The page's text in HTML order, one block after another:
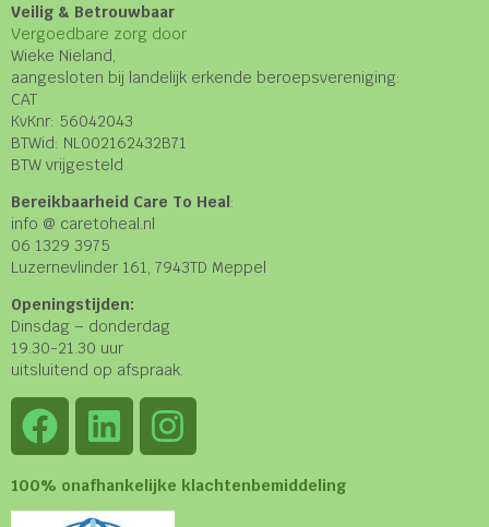
Veilig & Betrouwbaar
Vergoedbare zorg door
Wieke Nieland,
aangesloten bij landelijk erkende beroepsvereniging:
CAT
KvKnr: 56042043
BTWid: NL002162432B71
BTW vrijgesteld
Bereikbaarheid Care To Heal:
info @ caretoheal.nl
06 1329 3975
Luzernevlinder 161, 7943TD Meppel
Openingstijden:
Dinsdag – donderdag
19.30-21.30 uur
uitsluitend op afspraak.
100% onafhankelijke klachtenbemiddeling